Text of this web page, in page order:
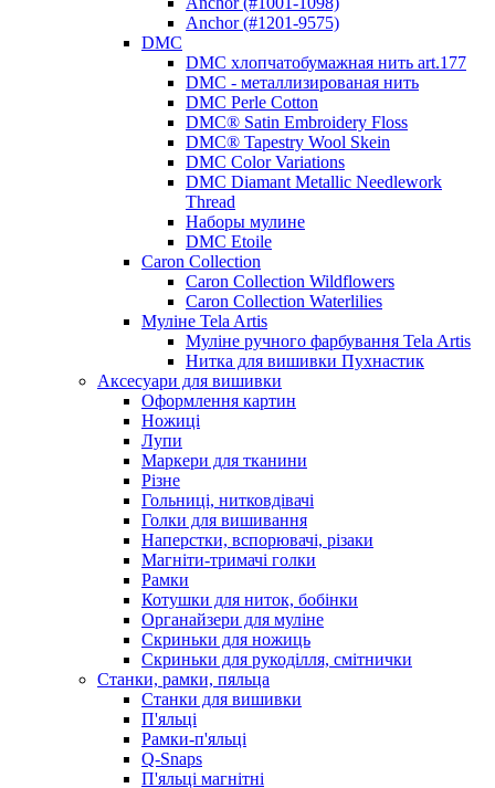
Anchor (#1201-9575)
DMC
DMC хлопчатобумажная нить art.177
DMC - металлизированая нить
DMC Perle Cotton
DMC® Satin Embroidery Floss
DMC® Tapestry Wool Skein
DMC Color Variations
DMC Diamant Metallic Needlework
Thread
Наборы мулине
DMC Etoile
Caron Collection
Caron Collection Wildflowers
Caron Collection Waterlilies
Муліне Tela Artis
Муліне ручного фарбування Tela Artis
Нитка для вишивки Пухнастик
Аксесуари для вишивки
Оформлення картин
Ножиці
Лупи
Маркери для тканини
Різне
Гольниці, нитковдівачі
Голки для вишивання
Наперстки, вспорювачі, різаки
Магніти-тримачі голки
Рамки
Котушки для ниток, бобінки
Органайзери для муліне
Скриньки для ножиць
Скриньки для рукоділля, смітнички
Станки, рамки, пяльца
Станки для вишивки
П'яльці
Рамки-п'яльці
Q-Snaps
П'яльці магнітні